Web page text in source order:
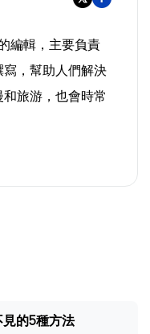
編輯，主要負責
，幫助人們解決
旅游，也會時常
的5種方法